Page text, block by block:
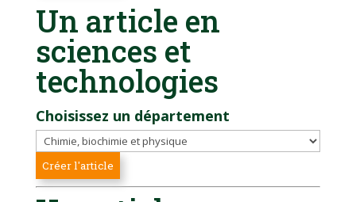
Un article en
sciences et
technologies
Choisissez un département